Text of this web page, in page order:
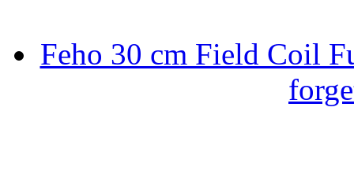
Feho 30 cm Field Coil